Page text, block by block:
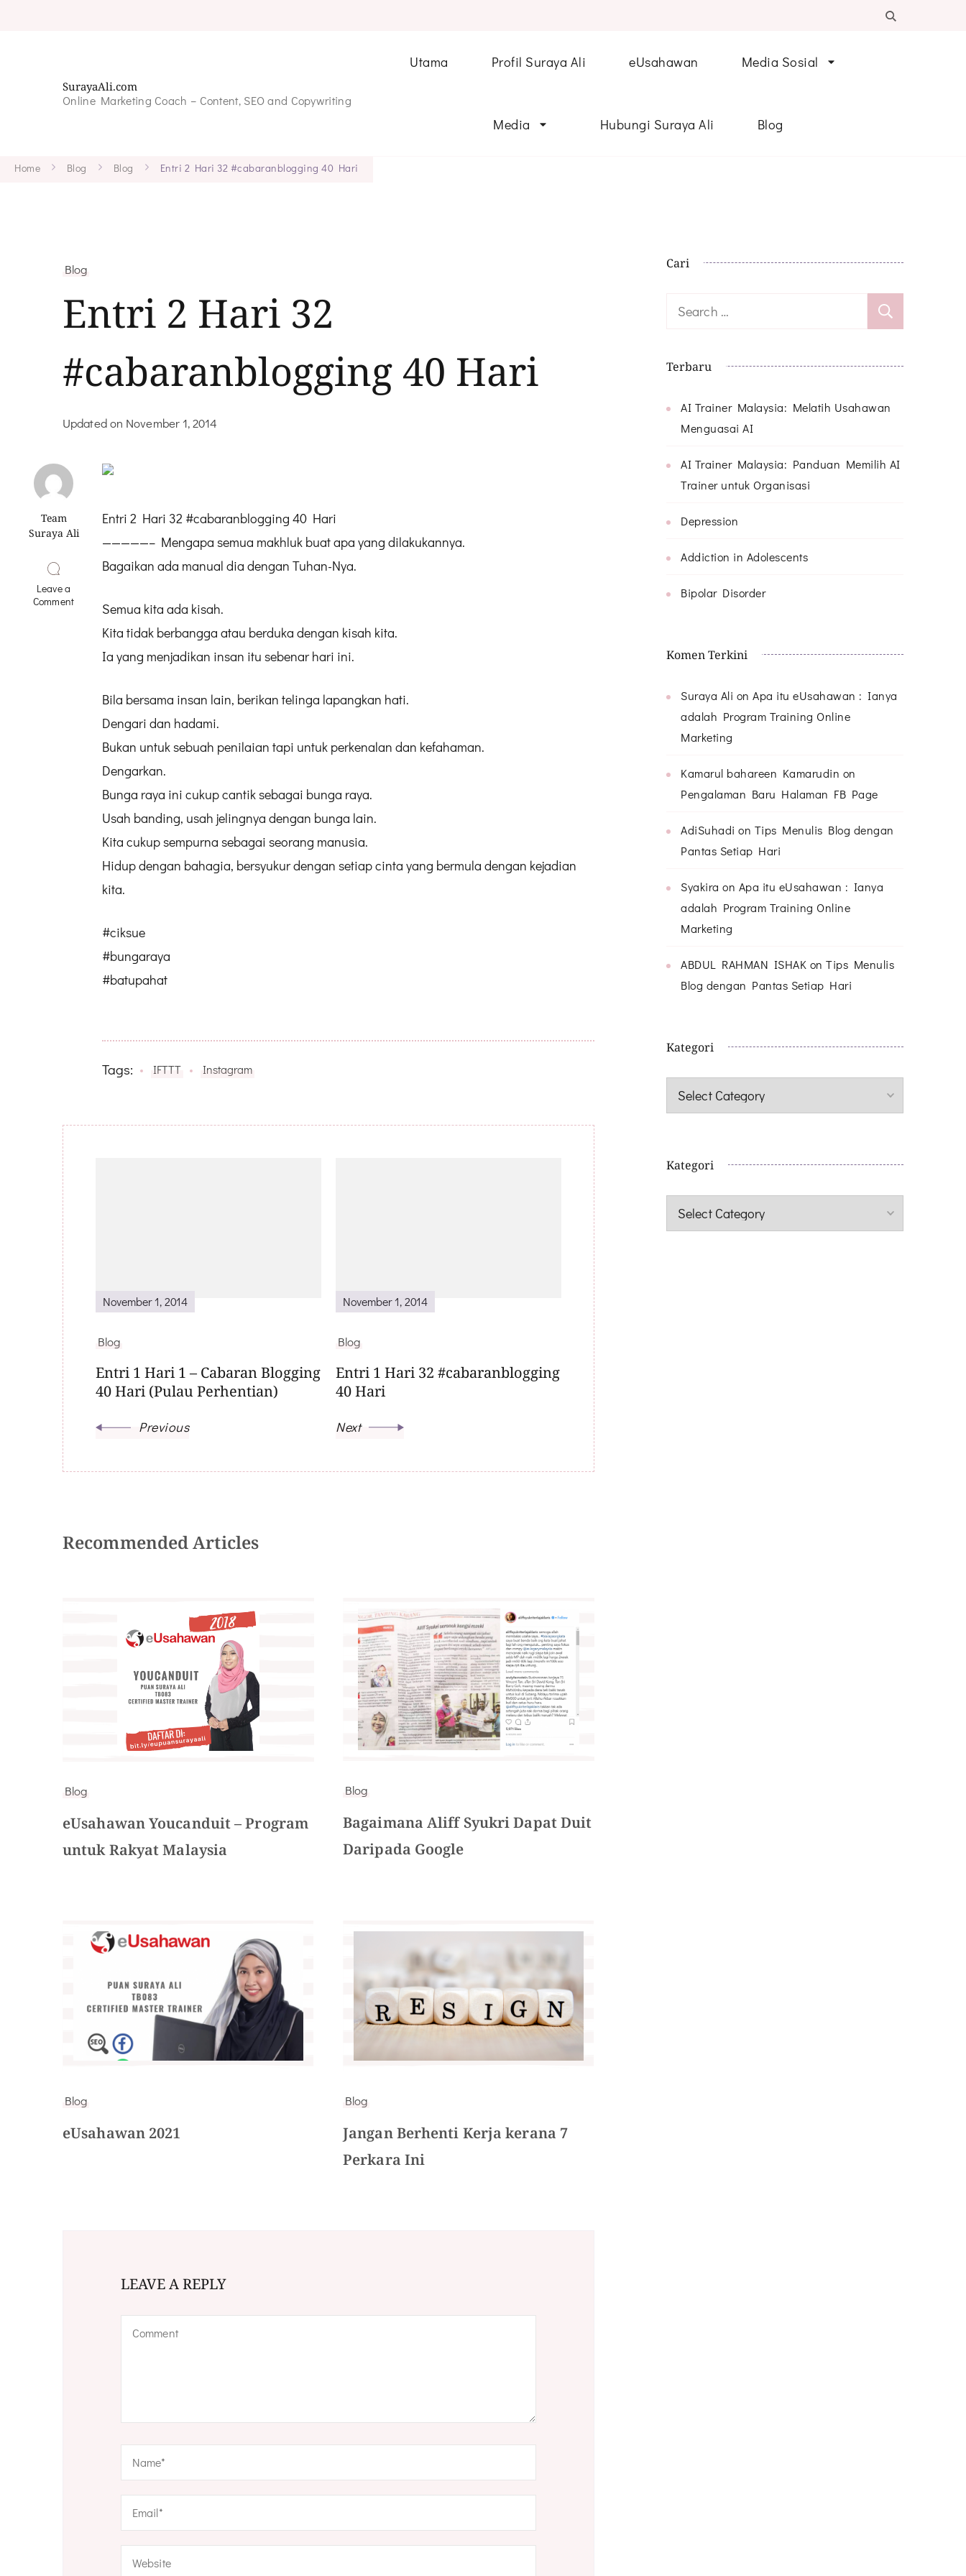
SurayaAli.com
Online Marketing Coach – Content, SEO and Copywriting
Utama Profil Suraya Ali eUsahawan Media Sosial
Media Hubungi Suraya Ali Blog
Home Blog Blog Entri 2 Hari 32 #cabaranblogging 40 Hari
Blog
Entri 2 Hari 32
#cabaranblogging 40 Hari
Updated on November 1, 2014
Team
Suraya Ali
Leave a
Commenton
#cabaranblogging
Entri 2 Hari 32 #cabaranblogging 40 Hari
—————– Mengapa semua makhluk buat apa yang dilakukannya.
Bagaikan ada manual dia dengan Tuhan-Nya.
Semua kita ada kisah.
Kita tidak berbangga atau berduka dengan kisah kita.
Ia yang menjadikan insan itu sebenar hari ini.
Bila bersama insan lain, berikan telinga lapangkan hati.
Dengari dan hadami.
Bukan untuk sebuah penilaian tapi untuk perkenalan dan kefahaman.
Dengarkan.
Bunga raya ini cukup cantik sebagai bunga raya.
Usah banding, usah jelingnya dengan bunga lain.
Kita cukup sempurna sebagai seorang manusia.
Hidup dengan bahagia, bersyukur dengan setiap cinta yang bermula dengan kejadian
kita.
#ciksue
#bungaraya
#batupahat
Tags: IFTTT Instagram
November 1, 2014
Blog
Entri 1 Hari 1 – Cabaran Blogging
40 Hari (Pulau Perhentian)
Previous
November 1, 2014
Blog
Entri 1 Hari 32 #cabaranblogging
40 Hari
Next
Recommended Articles
Blog
eUsahawan Youcanduit – Program
untuk Rakyat Malaysia
Blog
Bagaimana Aliff Syukri Dapat Duit
Daripada Google
Blog
eUsahawan 2021
Blog
Jangan Berhenti Kerja kerana 7
Perkara Ini
LEAVE A REPLY
Cari
Search
Terbaru
AI Trainer Malaysia: Melatih Usahawan
Menguasai AI
AI Trainer Malaysia: Panduan Memilih AI
Trainer untuk Organisasi
Depression
Addiction in Adolescents
Bipolar Disorder
Komen Terkini
Suraya Ali on Apa itu eUsahawan : Ianya
adalah Program Training Online
Marketing
Kamarul bahareen Kamarudin on
Pengalaman Baru Halaman FB Page
AdiSuhadi on Tips Menulis Blog dengan
Pantas Setiap Hari
Syakira on Apa itu eUsahawan : Ianya
adalah Program Training Online
Marketing
ABDUL RAHMAN ISHAK on Tips Menulis
Blog dengan Pantas Setiap Hari
Kategori
Kategori
Kategori
Kategori